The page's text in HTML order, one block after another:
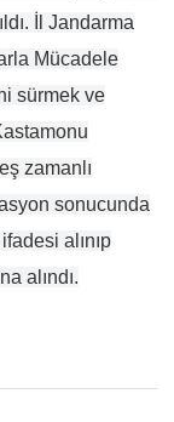
İl Jandarma
Mücadele
sürmek ve
zamanlı
sonucunda
alınıp
alındı.